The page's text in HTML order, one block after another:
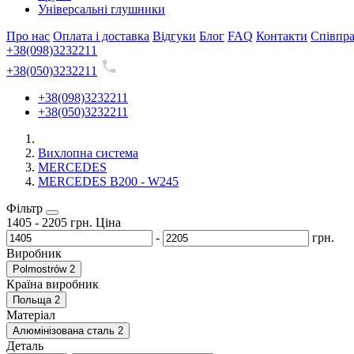
Універсальні глушники
Про нас Оплата і доставка Відгуки Блог FAQ Контакти
+38(098)3232211
+38(050)3232211
+38(098)3232211
+38(050)3232211
Вихлопна система
MERCEDES
MERCEDES B200 - W245
Фільтр
1405 - 2205 грн. Ціна
-
грн.
Виробник
Polmostrów 2
Країна виробник
Польща 2
Матеріал
Алюмінізована сталь 2
Деталь